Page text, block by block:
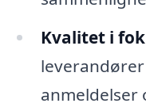
Kvalitet i
anmeldelser